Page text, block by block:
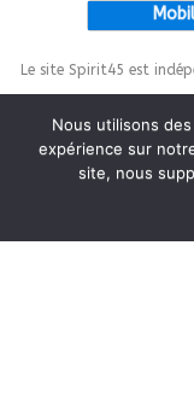
Le site Spirit45 est
This
Nous utilisons
expérience sur
site, nous